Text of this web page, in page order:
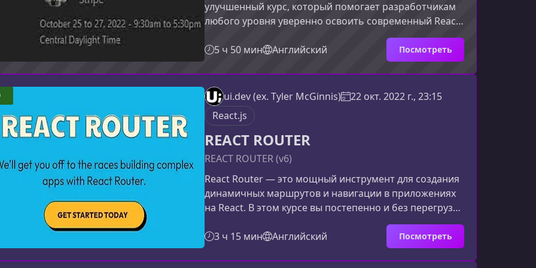
улучшенный курс, который помогает разработчикам
любого уровня уверенно освоить современный React.
Курс фокусируется на фундаментальных принципах,
практических примерах и инструментах, необходимых
для создания производительных веб‑приложений.Что
вы изучите в этом курсеОбновлённая структура курса
позволяет глубже понять внутренние механизмы
React и научиться применять их в реальных
проектах.Соврем
5 ч 50 мин Английский Посмотреть
ui.dev (ex. Tyler McGinnis)
22 окт. 2022 г., 23:15
React.js
REACT ROUTER
REACT ROUTER (v6)
React Router — это мощный инструмент для создания
динамичных маршрутов и навигации в приложениях
на React. В этом курсе вы постепенно и без перегрузки
освоите ключевые концепции, научитесь применять
их на практике и сможете уверенно строить
архитектуру сложных интерфейсов.Что вы изучите в
этом курсеКурс выстроен линейно, чтобы каждая
3 ч 15 мин Английский Посмотреть